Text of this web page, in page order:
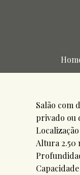
Salão com
privado ou
Altura 2.50